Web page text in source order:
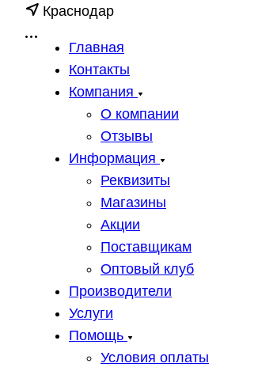
Краснодар
Главная
Контакты
Компания
О компании
Отзывы
Информация
Реквизиты
Магазины
Акции
Поставщикам
Оптовый клуб
Производители
Услуги
Помощь
Условия оплаты